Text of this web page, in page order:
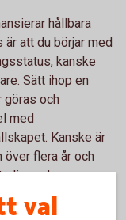
hållbara
att du börjar med
kanske
Sätt ihop en
och
med
Kanske är
flera år och
slippa dryga
kontinuerligt
,säger David
val